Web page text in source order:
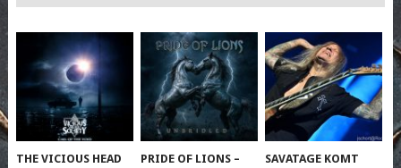
THE VICIOUS HEAD
PRIDE OF LIONS –
SAVATAGE KOMT